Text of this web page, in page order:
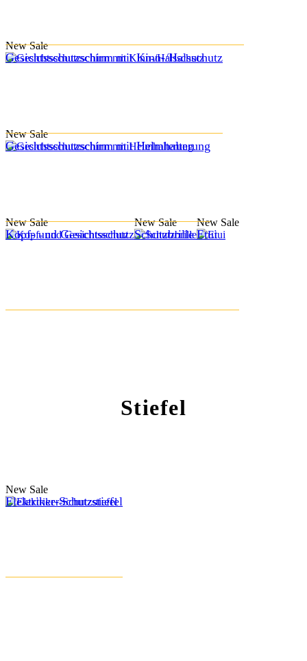
New Sale
Gesichtsschutzschirm mit Kinn-/Halsschutz
New Sale
Gesichtsschutzschirm mit Helmhalterung
New Sale
Kopf- und Gesichtsschutz
New Sale
Schutzbrille
New Sale
Etui
Stiefel
New Sale
Elektriker-Schutzstiefel